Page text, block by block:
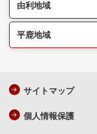
由利地域
平鹿地域
サイトマップ
個人情報保護